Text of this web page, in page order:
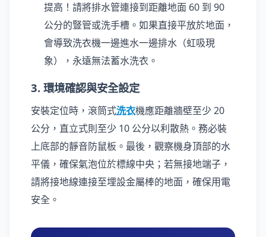
提高！請將排水管連接到距離地面 60 到 90
公分的豎管或洗手槽。如果直接平放於地面，
會導致洗衣機一邊進水一邊排水（虹吸現
象），永遠無法蓄水洗衣。
3. 環境確認與安全設定
安裝定位時，滾筒式洗衣機應距離牆壁至少 20
公分，直立式則至少 10 公分以利散熱。務必裝
上底部的靜音防鼠板。最後，觀察機身頂部的水
平儀，確保氣泡位於標線中央；若無接地端子，
請將接地線連接至埋設金屬棒的地面，確保用電
安全。